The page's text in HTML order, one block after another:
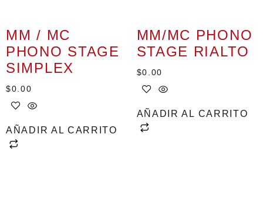
MM / MC
PHONO STAGE
SIMPLEX
$0.00
AÑADIR AL CARRITO
MM/MC PHONO
STAGE RIALTO
$0.00
AÑADIR AL CARRITO